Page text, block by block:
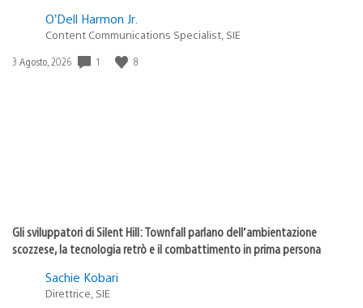
O’Dell Harmon Jr.
Content Communications Specialist, SIE
Data
3 Agosto, 2026 1 8
Gli sviluppatori di Silent Hill: Townfall parlano dell’ambientazione
scozzese, la tecnologia retrò e il combattimento in prima persona
Sachie Kobari
Direttrice, SIE